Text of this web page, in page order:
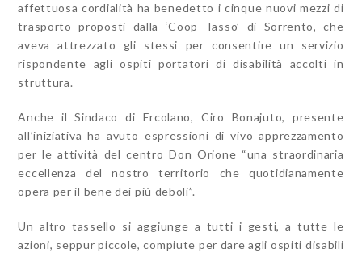
affettuosa cordialità ha benedetto i cinque nuovi mezzi di
trasporto proposti dalla ‘Coop Tasso’ di Sorrento, che
aveva attrezzato gli stessi per consentire un servizio
rispondente agli ospiti portatori di disabilità accolti in
struttura.
Anche il Sindaco di Ercolano, Ciro Bonajuto, presente
all’iniziativa ha avuto espressioni di vivo apprezzamento
per le attività del centro Don Orione “una straordinaria
eccellenza del nostro territorio che quotidianamente
opera per il bene dei più deboli”.
Un altro tassello si aggiunge a tutti i gesti, a tutte le
azioni, seppur piccole, compiute per dare agli ospiti disabili